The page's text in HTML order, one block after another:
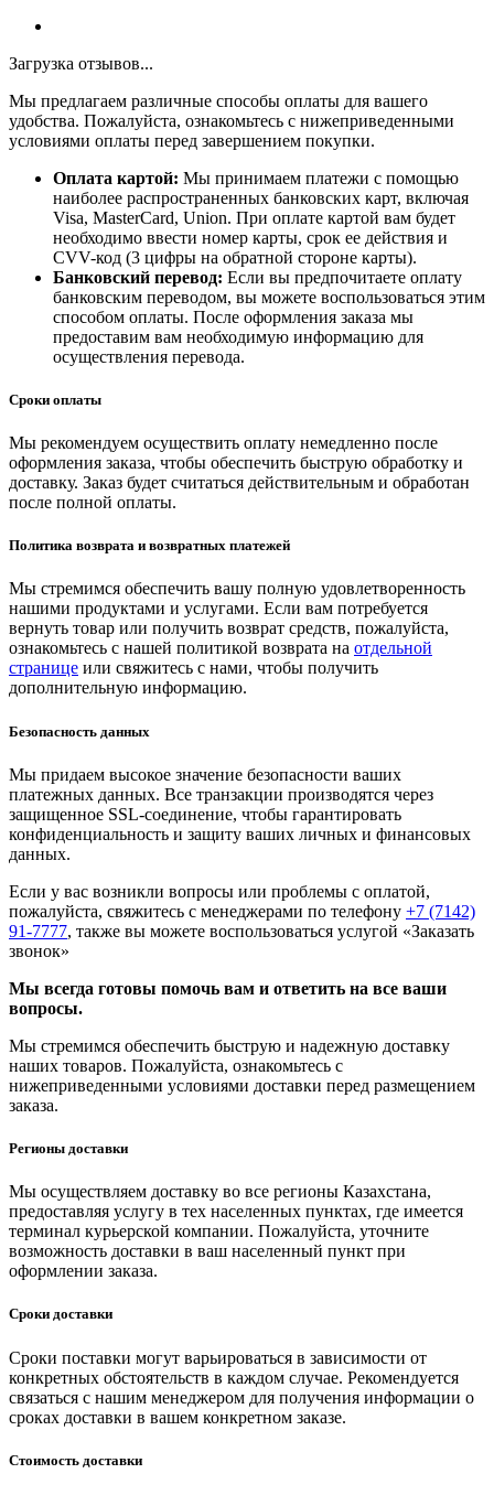
Загрузка отзывов...
Мы предлагаем различные способы оплаты для вашего
удобства. Пожалуйста, ознакомьтесь с нижеприведенными
условиями оплаты перед завершением покупки.
Оплата картой: Мы принимаем платежи с помощью
наиболее распространенных банковских карт, включая
Visa, MasterCard, Union. При оплате картой вам будет
необходимо ввести номер карты, срок ее действия и
CVV-код (3 цифры на обратной стороне карты).
Банковский перевод: Если вы предпочитаете оплату
банковским переводом, вы можете воспользоваться этим
способом оплаты. После оформления заказа мы
предоставим вам необходимую информацию для
осуществления перевода.
Сроки оплаты
Мы рекомендуем осуществить оплату немедленно после
оформления заказа, чтобы обеспечить быструю обработку и
доставку. Заказ будет считаться действительным и обработан
после полной оплаты.
Политика возврата и возвратных платежей
Мы стремимся обеспечить вашу полную удовлетворенность
нашими продуктами и услугами. Если вам потребуется
вернуть товар или получить возврат средств, пожалуйста,
ознакомьтесь с нашей политикой возврата на отдельной
странице или свяжитесь с нами, чтобы получить
дополнительную информацию.
Безопасность данных
Мы придаем высокое значение безопасности ваших
платежных данных. Все транзакции производятся через
защищенное SSL-соединение, чтобы гарантировать
конфиденциальность и защиту ваших личных и финансовых
данных.
Если у вас возникли вопросы или проблемы с оплатой,
пожалуйста, свяжитесь с менеджерами по телефону +7 (7142)
91-7777, также вы можете воспользоваться услугой «Заказать
звонок»
Мы всегда готовы помочь вам и ответить на все ваши
вопросы.
Мы стремимся обеспечить быструю и надежную доставку
наших товаров. Пожалуйста, ознакомьтесь с
нижеприведенными условиями доставки перед размещением
заказа.
Регионы доставки
Мы осуществляем доставку во все регионы Казахстана,
предоставляя услугу в тех населенных пунктах, где имеется
терминал курьерской компании. Пожалуйста, уточните
возможность доставки в ваш населенный пункт при
оформлении заказа.
Сроки доставки
Сроки поставки могут варьироваться в зависимости от
конкретных обстоятельств в каждом случае. Рекомендуется
связаться с нашим менеджером для получения информации о
сроках доставки в вашем конкретном заказе.
Стоимость доставки